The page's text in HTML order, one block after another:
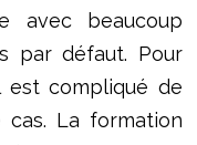
avec beaucoup
par défaut. Pour
est compliqué de
La formation